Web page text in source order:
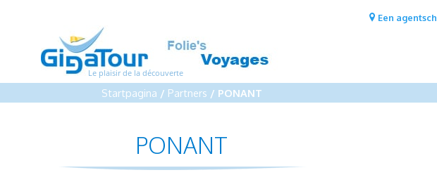
Een
Le plaisir de la découverte
Startpagina / Partners / PONANT
PONANT